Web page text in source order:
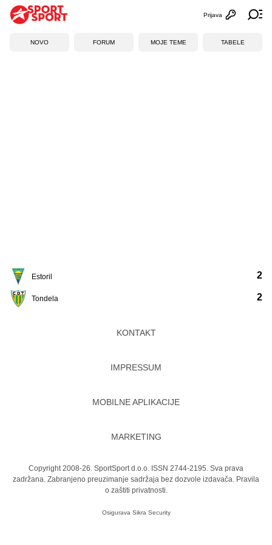
Otvori
Prijava
NOVO FORUM MOJE TEME TABELE
Estoril
Tondela
2
2
KONTAKT
IMPRESSUM
MOBILNE APLIKACIJE
MARKETING
Copyright 2008-26. SportSport d.o.o. ISSN 2744-2195. Sva prava
zadržana. Zabranjeno preuzimanje sadržaja bez dozvole izdavača. Pravila
o zaštiti privatnosti.
Osigurava Sikra Security